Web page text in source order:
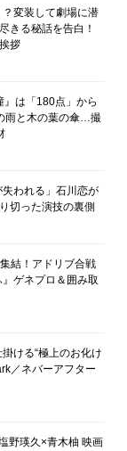
？変装して劇場に潜
きる秘話を告白！
拶
』は「180点」から
雨と木の葉の傘…撮
失われる」石川恋が
切った演技の裏側
結！アドリブ合戦
ゲネプロ＆囲み取
ける“極上のお化け
／ネバーアフター
野瑛久×青木柚 映画